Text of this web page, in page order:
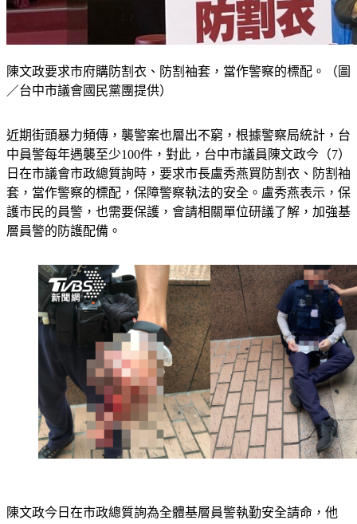
陳文政要求市府購防割衣、防割袖套，當作警察的標配。（圖
近期街頭暴力頻傳，襲警案也層出不窮，根據警察局統計，台
中員警每年遇襲至少100件，對此，台中市議員陳文政今（7）
日在市議會市政總質詢時，要求市長盧秀燕買防割衣、防割袖
套，當作警察的標配，保障警察執法的安全。盧秀燕表示，保
護市民的員警，也需要保護，會請相關單位研議了解，加強基